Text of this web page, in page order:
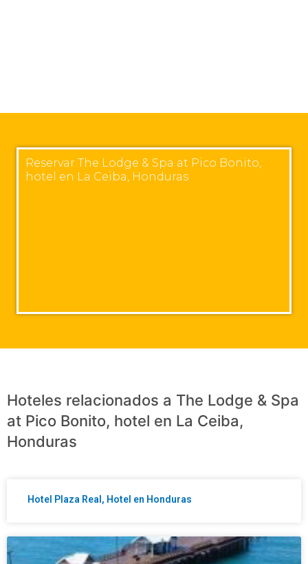
Reservar The Lodge & Spa at Pico Bonito,
hotel en La Ceiba, Honduras
Hoteles relacionados a The Lodge & Spa
at Pico Bonito, hotel en La Ceiba,
Honduras
Hotel Plaza Real, Hotel en Honduras